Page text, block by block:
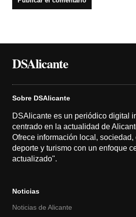
DSAlicante
Sobre DSAlicante
DSAlicante es un periódico digital
centrado en la actualidad de
Ofrece información local, sociedad,
deporte y turismo con un enfoque
actualizado".
Noticias
Noticias de Alicante